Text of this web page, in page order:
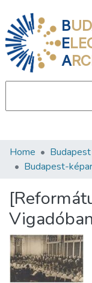
B
E
A
Communities &
Statistics
About us
Home
Budapest-